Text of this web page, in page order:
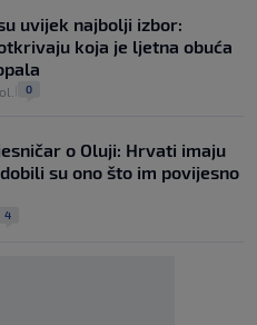
uvijek najbolji izbor:
koja je ljetna obuća
0
o Oluji: Hrvati imaju
su ono što im povijesno
4